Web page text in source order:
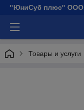
"ЮниСуб плюс" ООО
Товары и услуги